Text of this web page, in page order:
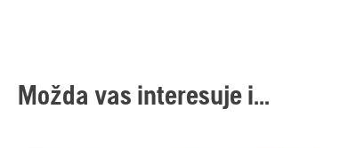
Možda vas interesuje i...